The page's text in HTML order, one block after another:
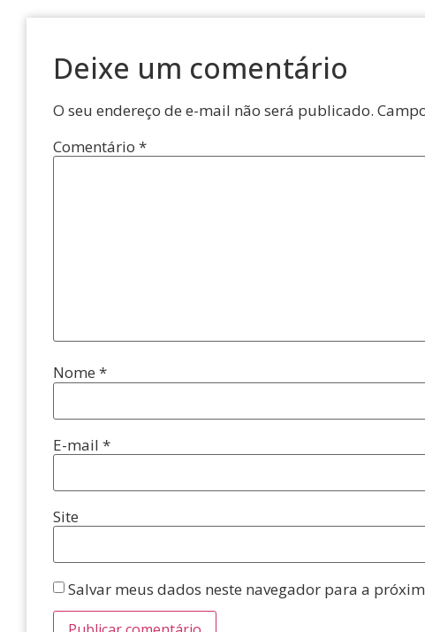
Deixe um comentário
O seu endereço de e-mail não será publicado.
Comentário *
Nome *
E-mail *
Site
Salvar meus dados neste navegador para a